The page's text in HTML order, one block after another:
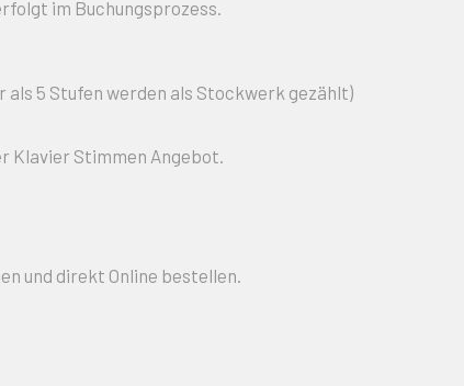
im Buchungsprozess.
5 Stufen werden als Stockwerk gezählt)
Klavier Stimmen Angebot.
und direkt Online bestellen.